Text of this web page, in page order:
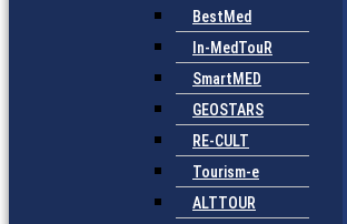
BestMed
In-MedTouR
SmartMED
GEOSTARS
RE-CULT
Tourism-e
ALTTOUR